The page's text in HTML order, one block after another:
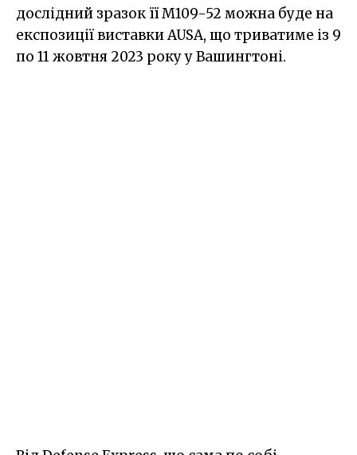
дослідний зразок її M109-52 можна буде на
експозиції виставки AUSA, що триватиме із 9
по 11 жовтня 2023 року у Вашингтоні.